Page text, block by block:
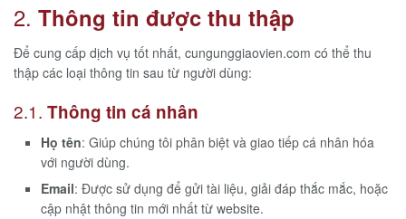
2. Thông tin được thu thập
Để cung cấp dịch vụ tốt nhất, cungunggiaovien.com có thể thu
thập các loại thông tin sau từ người dùng:
2.1. Thông tin cá nhân
Họ tên: Giúp chúng tôi phân biệt và giao tiếp cá nhân hóa
với người dùng.
Email: Được sử dụng để gửi tài liệu, giải đáp thắc mắc, hoặc
cập nhật thông tin mới nhất từ website.